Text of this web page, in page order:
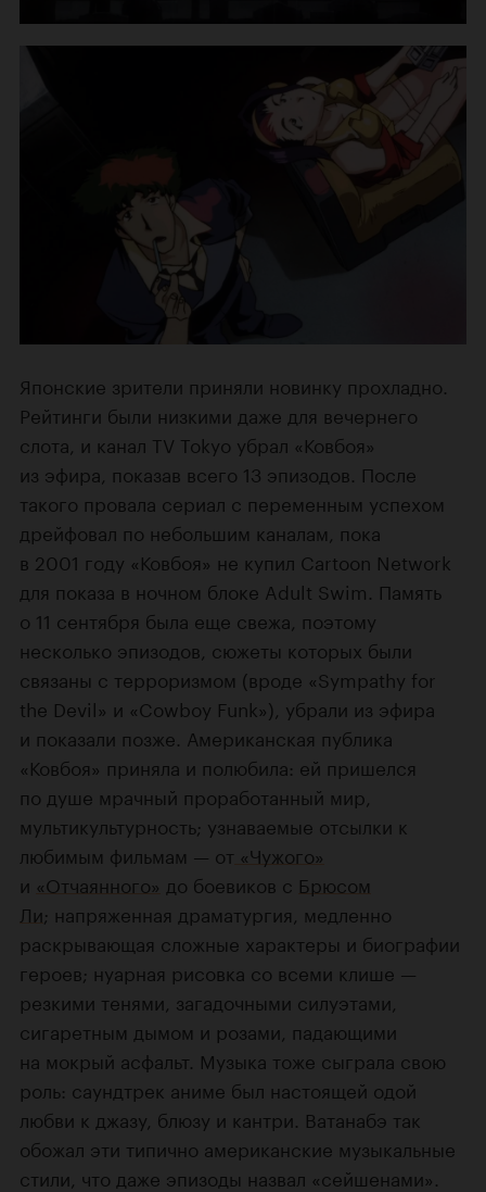
Японские зрители приняли новинку прохладно.
Рейтинги были низкими даже для вечернего
слота, и канал TV Tokyo убрал «Ковбоя»
из эфира, показав всего 13 эпизодов. После
такого провала сериал с переменным успехом
дрейфовал по небольшим каналам, пока
в 2001 году «Ковбоя» не купил Cartoon Network
для показа в ночном блоке Adult Swim. Память
о 11 сентября была еще свежа, поэтому
несколько эпизодов, сюжеты которых были
связаны с терроризмом (вроде «Sympathy for
the Devil» и «Cowboy Funk»), убрали из эфира
и показали позже. Американская публика
«Ковбоя» приняла и полюбила: ей пришелся
по душе мрачный проработанный мир,
мультикультурность; узнаваемые отсылки к
любимым фильмам — от «Чужого»
и «Отчаянного» до боевиков с Брюсом
Ли; напряженная драматургия, медленно
раскрывающая сложные характеры и биографии
героев; нуарная рисовка со всеми клише —
резкими тенями, загадочными силуэтами,
сигаретным дымом и розами, падающими
на мокрый асфальт. Музыка тоже сыграла свою
роль: саундтрек аниме был настоящей одой
любви к джазу, блюзу и кантри. Ватанабэ так
обожал эти типично американские музыкальные
стили, что даже эпизоды назвал «сейшенами».